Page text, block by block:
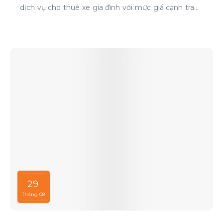
dịch vụ cho thuê xe gia đình với mức giá cạnh tranh
29
Tháng 08